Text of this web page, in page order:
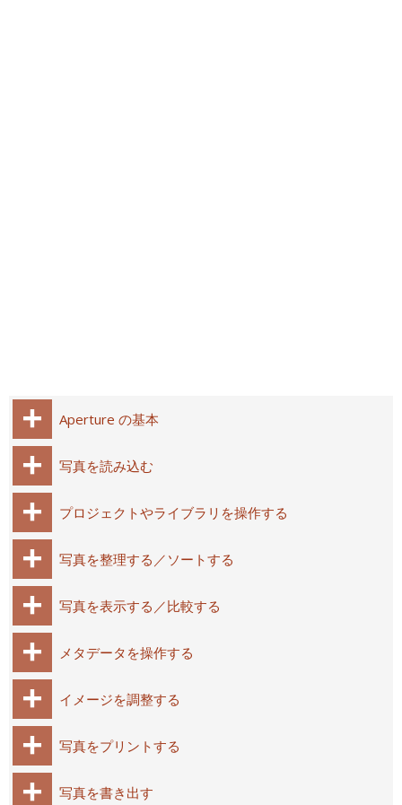
Aperture の基本
写真を読み込む
プロジェクトやライブラリを操作する
写真を整理する／ソートする
写真を表示する／比較する
メタデータを操作する
イメージを調整する
写真をプリントする
写真を書き出す